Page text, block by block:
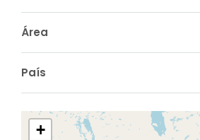
Área
País
+